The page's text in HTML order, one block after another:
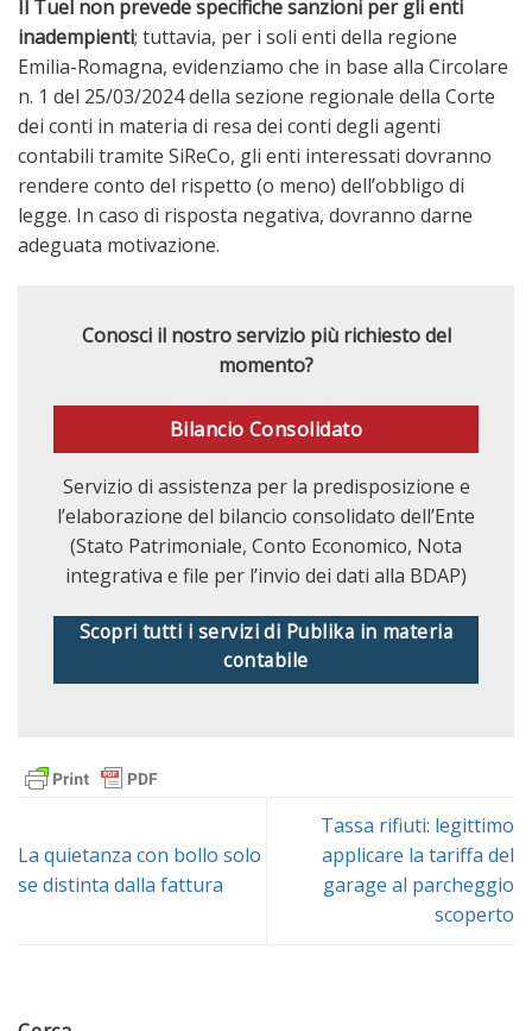
Il Tuel non prevede specifiche sanzioni per gli enti
inadempienti; tuttavia, per i soli enti della regione
Emilia-Romagna, evidenziamo che in base alla Circolare
n. 1 del 25/03/2024 della sezione regionale della Corte
dei conti in materia di resa dei conti degli agenti
contabili tramite SiReCo, gli enti interessati dovranno
rendere conto del rispetto (o meno) dell’obbligo di
legge. In caso di risposta negativa, dovranno darne
adeguata motivazione.
Conosci il nostro servizio più richiesto del
momento?
Bilancio Consolidato
Servizio di assistenza per la predisposizione e
l’elaborazione del bilancio consolidato dell’Ente
(Stato Patrimoniale, Conto Economico, Nota
integrativa e file per l’invio dei dati alla BDAP)
Scopri tutti i servizi di Publika in materia
contabile
La quietanza con bollo solo
se distinta dalla fattura
Tassa rifiuti: legittimo
applicare la tariffa del
garage al parcheggio
scoperto